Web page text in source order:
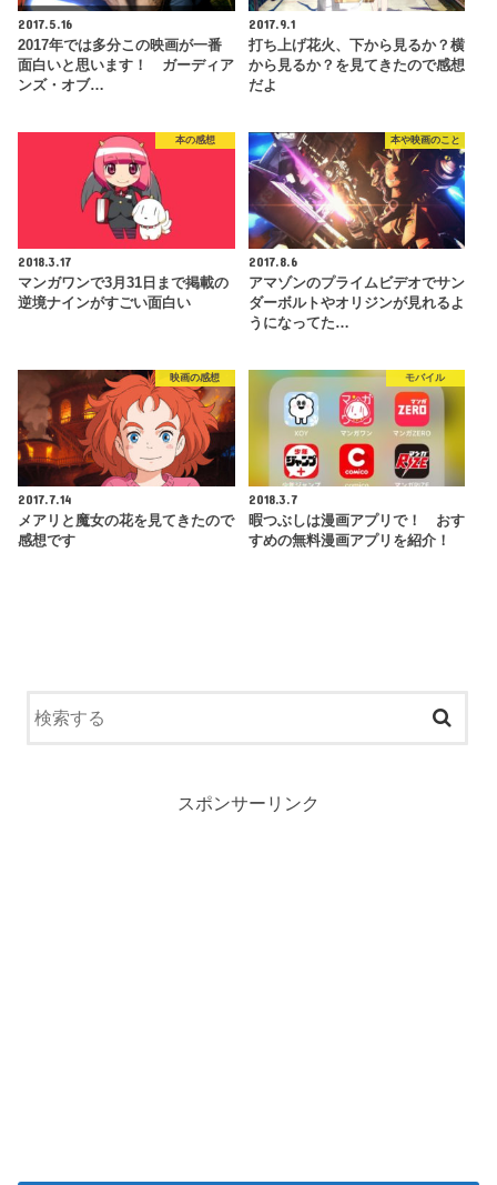
2017.5.16
2017年では多分この映画が一番
面白いと思います！ ガーディア
ンズ・オブ…
2017.9.1
打ち上げ花火、下から見るか？横
から見るか？を見てきたので感想
だよ
本の感想
2018.3.17
マンガワンで3月31日まで掲載の
逆境ナインがすごい面白い
本や映画のこと
2017.8.6
アマゾンのプライムビデオでサン
ダーボルトやオリジンが見れるよ
うになってた…
映画の感想
2017.7.14
メアリと魔女の花を見てきたので
感想です
モバイル
2018.3.7
暇つぶしは漫画アプリで！ おす
すめの無料漫画アプリを紹介！
スポンサーリンク